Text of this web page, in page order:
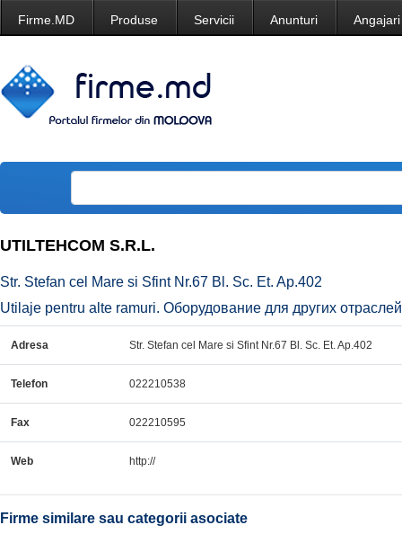
Firme.MD Produse Servicii Anunturi Angajari
UTILTEHCOM S.R.L.
Str. Stefan cel Mare si Sfint Nr.67 Bl. Sc. Et. Ap.402
Utilaje pentru alte ramuri. Оборудование для других
Adresa Str. Stefan cel Mare si Sfint Nr.67 Bl. Sc. Et. Ap.402
Telefon 022210538
Fax 022210595
Web http://
Firme similare sau categorii asociate